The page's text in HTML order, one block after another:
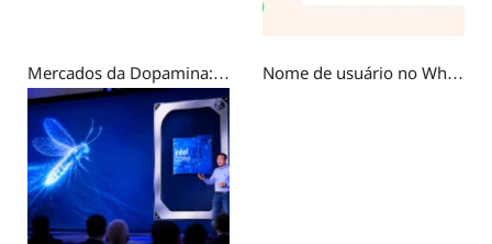
Mercados da Dopamina: Por que a Geração Z busca recompensa em experiências fictícias? Nome de usuário no WhatsApp: por que você não deve usar o mesmo @ do Instagram